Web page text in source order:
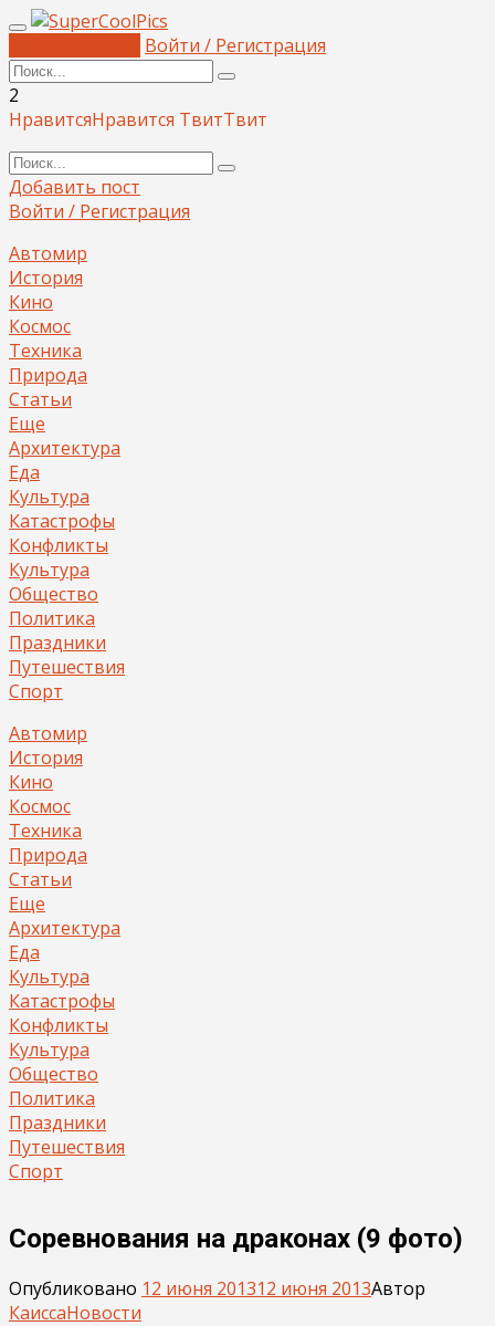
Войти / Регистрация
2
НравитсяНравится ТвитТвит
Добавить пост
Войти / Регистрация
Автомир
История
Кино
Космос
Техника
Природа
Статьи
Еще
Архитектура
Еда
Культура
Катастрофы
Конфликты
Культура
Общество
Политика
Праздники
Путешествия
Спорт
Автомир
История
Кино
Космос
Техника
Природа
Статьи
Еще
Архитектура
Еда
Культура
Катастрофы
Конфликты
Культура
Общество
Политика
Праздники
Путешествия
Спорт
Соревнования на драконах (9 фото)
Опубликовано 12 июня 201312 июня 2013Автор
КаиссаНовости